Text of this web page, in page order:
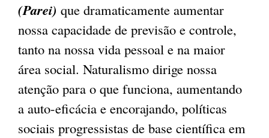
(Parei) que dramaticamente aumentar
nossa capacidade de previsão e controle,
tanto na nossa vida pessoal e na maior
área social. Naturalismo dirige nossa
atenção para o que funciona, aumentando
a auto-eficácia e encorajando, políticas
sociais progressistas de base científica em